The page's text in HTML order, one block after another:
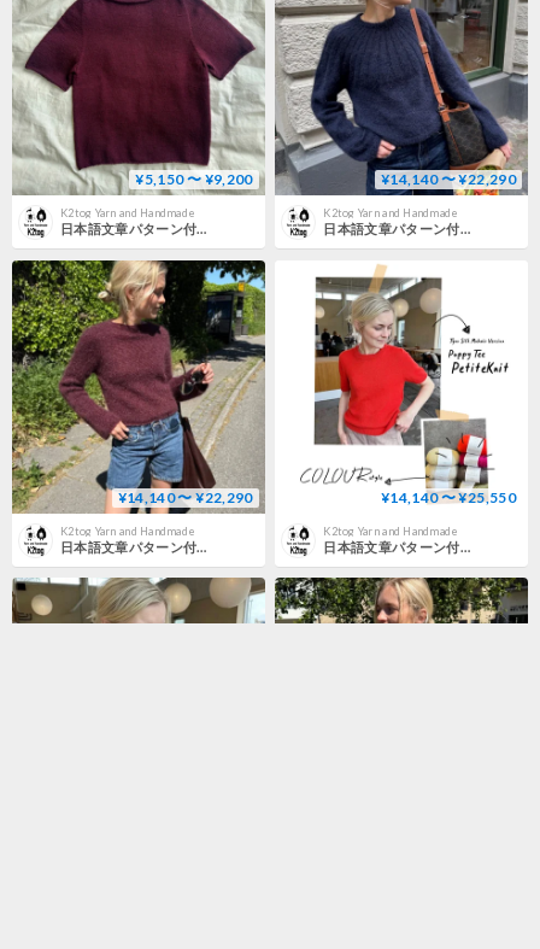
¥5,150 〜 ¥9,200
K2tog Yarn and Handmade
日本語文章パターン付キット Ivy Tee Sunday version
¥14,140 〜 ¥22,290
K2tog Yarn and Handmade
日本語文章パターン付キット Sunday Sweater Mohair Edition
¥14,140 〜 ¥22,290
K2tog Yarn and Handmade
¥14,140 〜 ¥25,550
K2tog Yarn and Handmade